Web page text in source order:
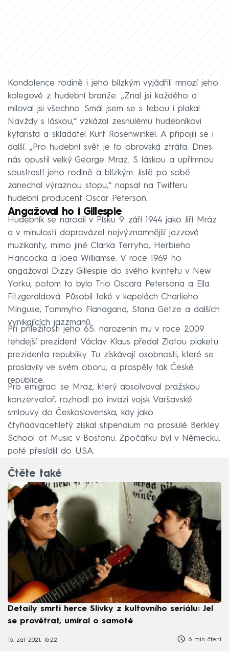
Kondolence rodině i jeho blízkým vyjádřili mnozí jeho
kolegové z hudební branže. „Znal jsi každého a
miloval jsi všechno. Smál jsem se s tebou i plakal.
Navždy s láskou,“ vzkázal zesnulému hudebníkovi
kytarista a skladatel Kurt Rosenwinkel. A připojili se i
další. „Pro hudební svět je to obrovská ztráta. Dnes
nás opustil velký George Mraz. S láskou a upřímnou
soustrastí jeho rodině a blízkým. Jistě po sobě
zanechal výraznou stopu,“ napsal na Twitteru
hudební producent Oscar Peterson.
Angažoval ho i Gillespie
Hudebník se narodil v Písku 9. září 1944 jako Jiří Mráz
a v minulosti doprovázel nejvýznamnější jazzové
muzikanty, mimo jiné Clarka Terryho, Herbieho
Hancocka a Joea Williamse. V roce 1969 ho
angažoval Dizzy Gillespie do svého kvintetu v New
Yorku, potom to bylo Trio Oscara Petersona a Ella
Fitzgeraldová. Působil také v kapelách Charlieho
Minguse, Tommyho Flanagana, Stana Getze a dalších
vynikajících jazzmanů.
Při příležitosti jeho 65. narozenin mu v roce 2009
tehdejší prezident Václav Klaus předal Zlatou plaketu
prezidenta republiky. Tu získávají osobnosti, které se
proslavily ve svém oboru, a prospěly tak České
republice.
Pro emigraci se Mraz, který absolvoval pražskou
konzervatoř, rozhodl po invazi vojsk Varšavské
smlouvy do Československa, kdy jako
čtyřiadvacetiletý získal stipendium na proslulé Berkley
School of Music v Bostonu. Zpočátku byl v Německu,
poté přesídlil do USA.
Čtěte také
Detaily smrti herce Slivky z kultovního seriálu: Jel
se provětrat, umíral o samotě
16. zář 2021, 16:22 6 min čtení